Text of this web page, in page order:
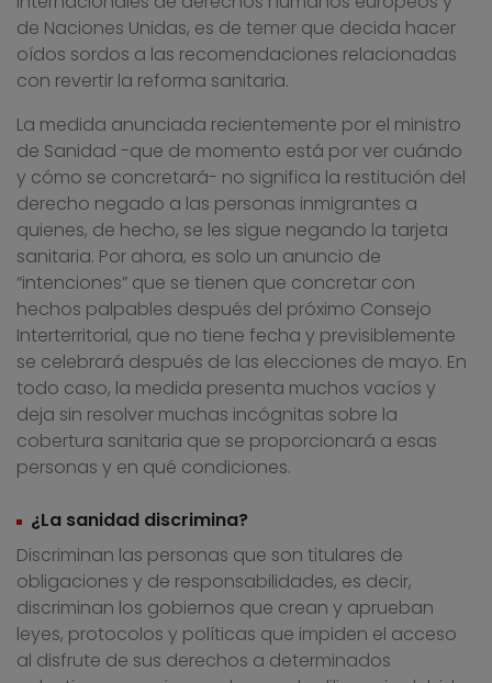
de Naciones Unidas, es de temer que decida hacer
oídos sordos a las recomendaciones relacionadas
con revertir la reforma sanitaria.
La medida anunciada recientemente por el ministro
de Sanidad -que de momento está por ver cuándo
y cómo se concretará- no significa la restitución del
derecho negado a las personas inmigrantes a
quienes, de hecho, se les sigue negando la tarjeta
sanitaria. Por ahora, es solo un anuncio de
“intenciones” que se tienen que concretar con
hechos palpables después del próximo Consejo
Interterritorial, que no tiene fecha y previsiblemente
se celebrará después de las elecciones de mayo. En
todo caso, la medida presenta muchos vacíos y
deja sin resolver muchas incógnitas sobre la
cobertura sanitaria que se proporcionará a esas
personas y en qué condiciones.
¿La sanidad discrimina?
Discriminan las personas que son titulares de
obligaciones y de responsabilidades, es decir,
discriminan los gobiernos que crean y aprueban
leyes, protocolos y políticas que impiden el acceso
al disfrute de sus derechos a determinados